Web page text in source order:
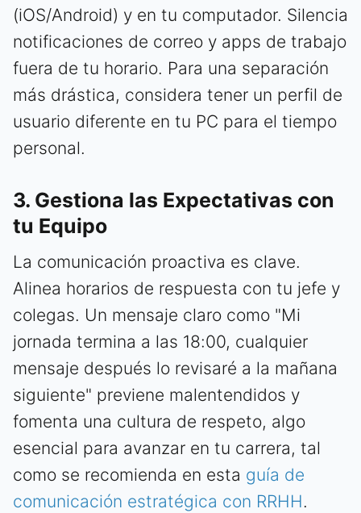
(iOS/Android) y en tu computador. Silencia
notificaciones de correo y apps de trabajo
fuera de tu horario. Para una separación
más drástica, considera tener un perfil de
usuario diferente en tu PC para el tiempo
personal.
3. Gestiona las Expectativas con
tu Equipo
La comunicación proactiva es clave.
Alinea horarios de respuesta con tu jefe y
colegas. Un mensaje claro como "Mi
jornada termina a las 18:00, cualquier
mensaje después lo revisaré a la mañana
siguiente" previene malentendidos y
fomenta una cultura de respeto, algo
esencial para avanzar en tu carrera, tal
como se recomienda en esta guía de
comunicación estratégica con RRHH.